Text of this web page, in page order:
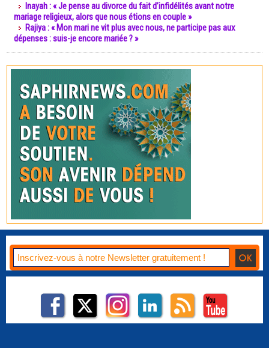
Inayah : « Je pense au divorce du fait d’infidélités avant notre
mariage religieux, alors que nous étions en couple »
Rajiya : « Mon mari ne vit plus avec nous, ne participe pas aux
dépenses : suis-je encore mariée ? »